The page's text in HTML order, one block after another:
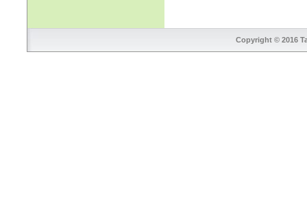
Copyright © 2016